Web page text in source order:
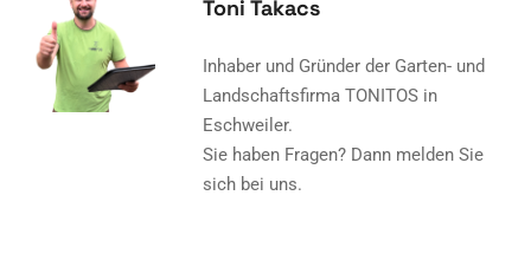
Toni Takacs
Inhaber und Gründer der Garten- und
Landschaftsfirma TONITOS in
Eschweiler.
Sie haben Fragen? Dann melden Sie
sich bei uns.